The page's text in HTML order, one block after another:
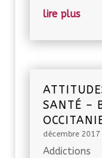
lire plus
SANTÉ –
décembre 2017
Addictions